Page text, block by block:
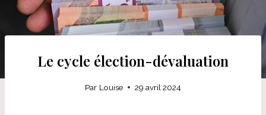
Le cycle élection-dévaluation
Par Louise 29 avril 2024